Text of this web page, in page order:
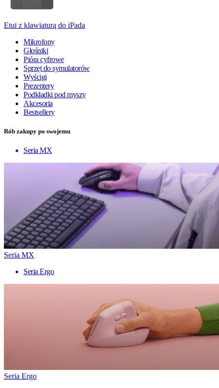
Etui z klawiaturą do iPada
Mikrofony
Głośniki
Pióra cyfrowe
Sprzęt do symulatorów
Wyścigi
Prezentery
Podkładki pod myszy
Akcesoria
Bestsellery
Rób zakupy po swojemu
Seria MX
Seria MX
Seria Ergo
Seria Ergo